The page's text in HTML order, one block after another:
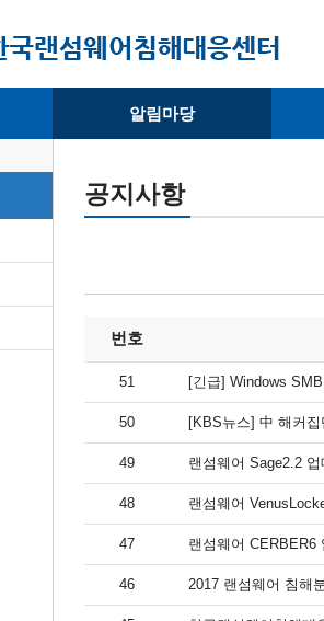
알림마당
· 뉴스레터
공지사항
번호
51 [긴급] Windows
50 [KBS뉴스] 中 해커
49 랜섬웨어 Sage2.2
48 랜섬웨어
47 랜섬웨어
46 2017 랜섬웨어 침해